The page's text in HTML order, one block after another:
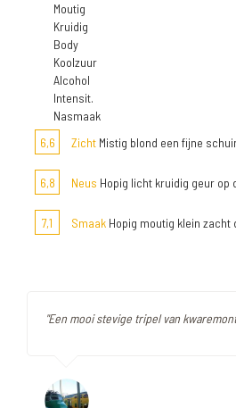
Moutig
Kruidig
Body
Koolzuur
Alcohol
Intensit.
Nasmaak
6,6
Zicht Mistig blond een fijne
6,8 Neus Hopig licht kruidig geur op
7,1 Smaak Hopig moutig klein
"Een mooi stevige tripel van